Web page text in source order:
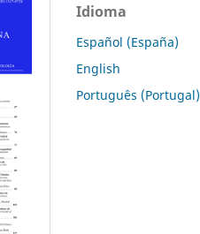
Idioma
Español (España)
English
Português (Portugal)